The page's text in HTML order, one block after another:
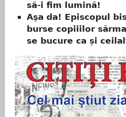
să-i fim lumină!
Aşa da! Episcopul
burse copiiilor
se bucure ca și